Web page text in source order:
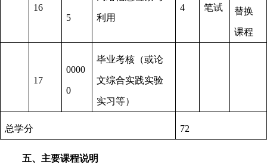
替换
课程
16
5 利用
4 笔试
17
0000
0
毕业考核（或论
文综合实践实验
实习等）
总学分 72
五、主要课程说明